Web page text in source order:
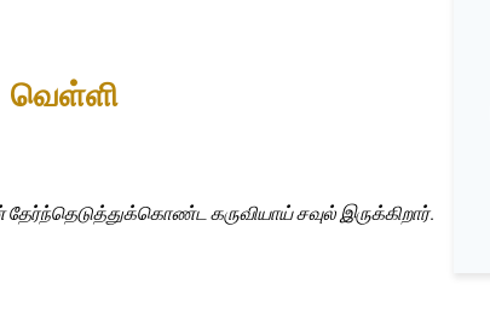
வெள்ளி
கருவியாய் சவுல் இருக்கிறார்.